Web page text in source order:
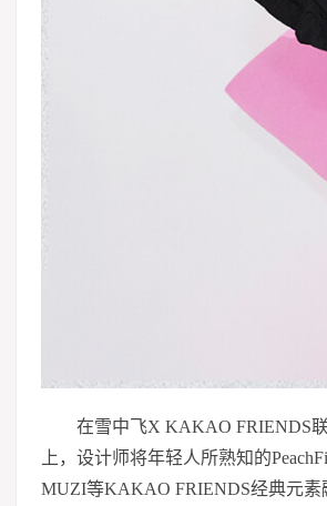
在雪中飞X KAKAO FRIENDS
上，设计师将年轻人所熟知的
MUZI等KAKAO FRIENDS经典元素